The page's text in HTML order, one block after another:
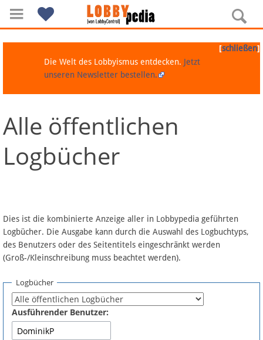
Navigation
Über Lobbypedia
Artikel nach Kategorien
FAQ
Fördermitglied werden
Fehler melden
[schließen]
Die Welt des Lobbyismus entdecken. Jetzt
unseren Newsletter bestellen.
Alle öffentlichen
Logbücher
Dies ist die kombinierte Anzeige aller in Lobbypedia geführten
Logbücher. Die Ausgabe kann durch die Auswahl des Logbuchtyps,
des Benutzers oder des Seitentitels eingeschränkt werden
(Groß-/Kleinschreibung muss beachtet werden).
Logbücher
Ausführender Benutzer: